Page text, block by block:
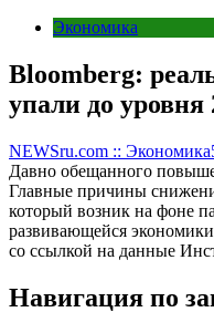
Экономика
Bloomberg:
упали до уровня
NEWSru.com :: Экономика
Давно обещанного
Главные причины
который возник на фоне
развивающейся
со ссылкой на данные
Навигация по